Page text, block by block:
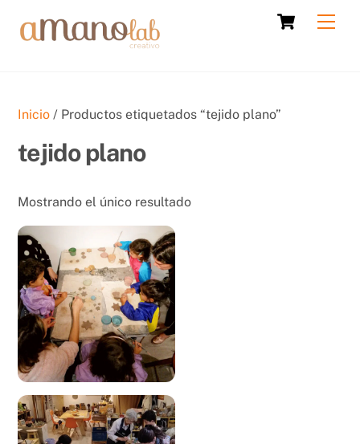
Cart
Inicio / Productos etiquetados “tejido plano”
tejido plano
Mostrando el único resultado